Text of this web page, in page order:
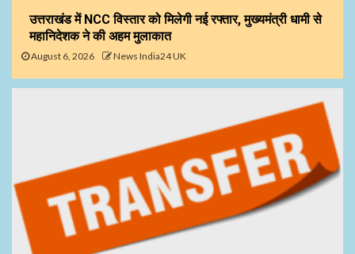
उत्तराखंड में NCC विस्तार को मिलेगी नई रफ्तार, मुख्यमंत्री धामी से
महानिदेशक ने की अहम मुलाकात
August 6, 2026 News India24 UK